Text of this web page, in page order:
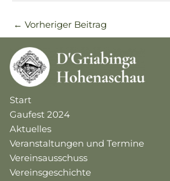
← Vorheriger Beitrag
Start
Gaufest 2024
Aktuelles
Veranstaltungen und Termine
Vereinsausschuss
Vereinsgeschichte